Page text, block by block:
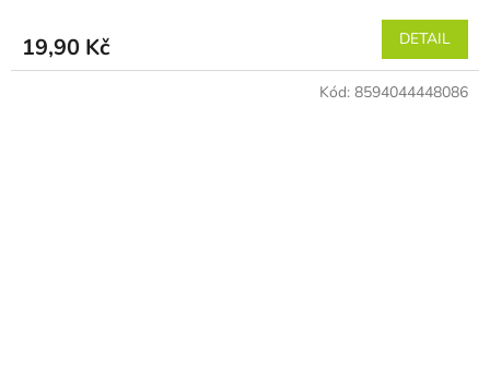
19,90 Kč DETAIL
Kód: 8594044448086